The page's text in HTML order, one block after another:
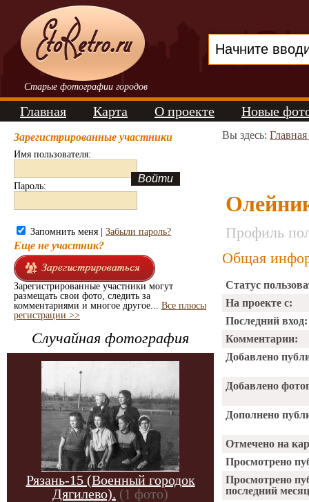
Старые фотографии городов
Главная Карта О проекте Новые
Зарегистрированные участники
Имя пользователя:
Пароль:
Запомнить меня | Забыли пароль?
Еще не участник?
Зарегистрированные участники могут
размещать свои фото, следить за
комментариями и многое другое... Все плюсы
регистрации >>
Случайная фотография
Рязань-15 (Военный городок
Дягилево). (1 фото)
Вы здесь:
Профиль
Общая
Статус
На проекте с:
Последний вход:
Комментарии:
Добавлено
Добавлено
Дополнено
Отмечено на
Просмотрено
Просмотрено
последний